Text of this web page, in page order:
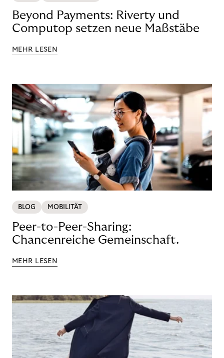
Beyond Payments: Riverty und
Computop setzen neue Maßstäbe
MEHR LESEN
BLOG MOBILITÄT
Peer-to-Peer-Sharing:
Chancenreiche Gemeinschaft.
MEHR LESEN